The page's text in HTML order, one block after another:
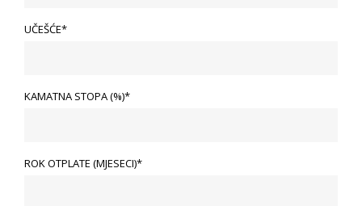
UČEŠĆE*
KAMATNA STOPA (%)*
ROK OTPLATE (MJESECI)*